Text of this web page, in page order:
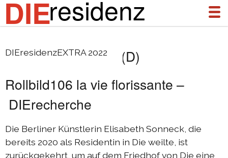
DIEresidenz
über uns
aktuelles
archiv
DIEresidenz Berlin Januar 2026
DIEresidenz Berlin November 2025
DIEresidenzEXTRA 2022
Elisabeth Sonneck (D)
Rollbild106 la vie florissante –
DIErecherche
Die Berliner Künstlerin Elisabeth Sonneck, die
bereits 2020 als Residentin in Die weilte, ist
zurückgekehrt, um auf dem Friedhof von Die eine